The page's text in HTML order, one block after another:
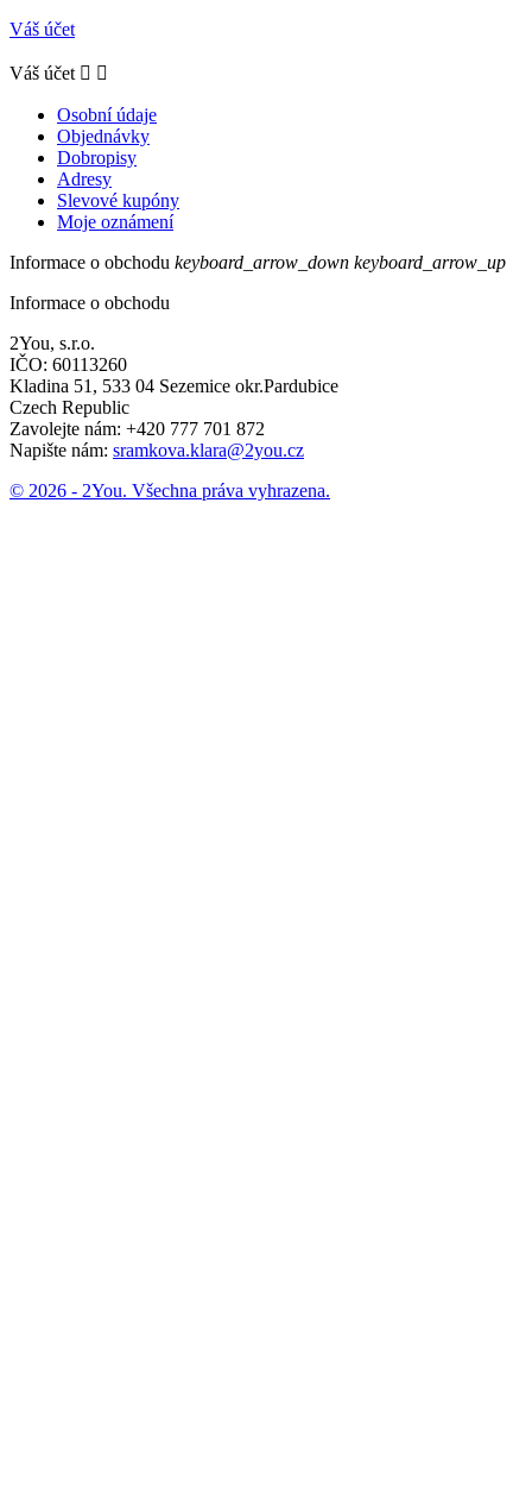
Váš účet
Váš účet  
Osobní údaje
Objednávky
Dobropisy
Adresy
Slevové kupóny
Moje oznámení
Informace o obchodu keyboard_arrow_down keyboard_arrow_up
Informace o obchodu
2You, s.r.o.
IČO: 60113260
Kladina 51, 533 04 Sezemice okr.Pardubice
Czech Republic
Zavolejte nám: +420 777 701 872
Napište nám: sramkova.klara@2you.cz
© 2026 - 2You. Všechna práva vyhrazena.